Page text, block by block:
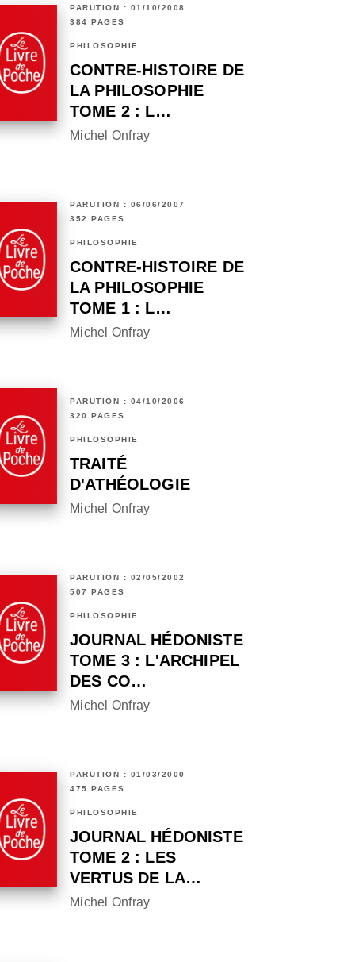
PARUTION : 01/10/2008
384 PAGES
PHILOSOPHIE
CONTRE-HISTOIRE DE
LA PHILOSOPHIE
TOME 2 : L…
Michel Onfray
PARUTION : 06/06/2007
352 PAGES
PHILOSOPHIE
CONTRE-HISTOIRE DE
LA PHILOSOPHIE
TOME 1 : L…
Michel Onfray
PARUTION : 04/10/2006
320 PAGES
PHILOSOPHIE
TRAITÉ
D'ATHÉOLOGIE
Michel Onfray
PARUTION : 02/05/2002
507 PAGES
PHILOSOPHIE
JOURNAL HÉDONISTE
TOME 3 : L'ARCHIPEL
DES CO…
Michel Onfray
PARUTION : 01/03/2000
475 PAGES
PHILOSOPHIE
JOURNAL HÉDONISTE
TOME 2 : LES
VERTUS DE LA…
Michel Onfray